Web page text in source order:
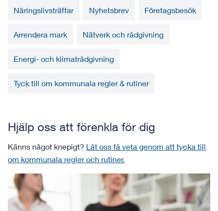
Näringslivsträffar Nyhetsbrev Företagsbesök
Arrendera mark Nätverk och rådgivning
Energi- och klimatrådgivning
Tyck till om kommunala regler & rutiner
Hjälp oss att förenkla för dig
Känns något knepigt? Låt oss få veta genom att tycka till
om kommunala regler och rutiner.